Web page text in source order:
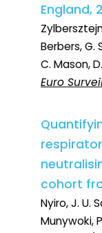
England,
Berbers, G.
C. Mason,
Euro
cohort
Nyiro, J. U.
Munywoki,